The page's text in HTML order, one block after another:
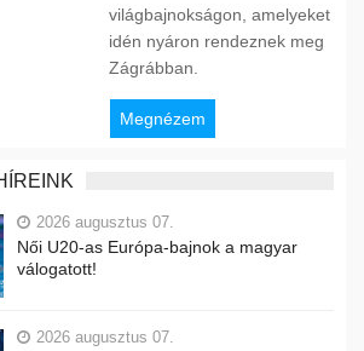
világbajnokságon, amelyeket
idén nyáron rendeznek meg
Zágrábban.
Megnézem
2026 augusztus 07.
Női U20-as Európa-bajnok a magyar
válogatott!
2026 augusztus 07.